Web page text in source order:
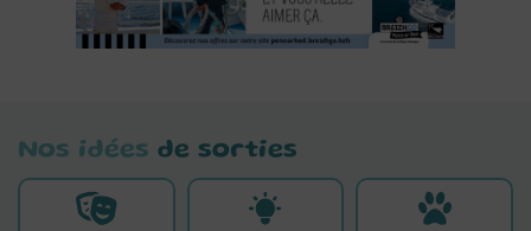
Nos idées de sorties